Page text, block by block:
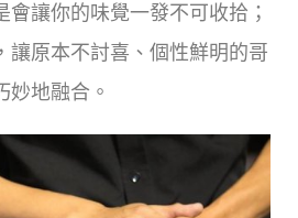
會讓你的味覺一發不可收拾；
讓原本不討喜、個性鮮明的哥
妙地融合。